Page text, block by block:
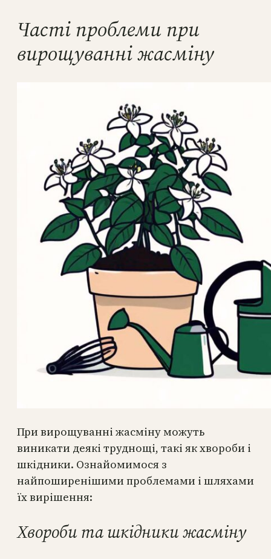
Часті проблеми при
вирощуванні жасміну
При вирощуванні жасміну можуть
виникати деякі труднощі, такі як хвороби і
шкідники. Ознайомимося з
найпоширенішими проблемами і шляхами
їх вирішення:
Хвороби та шкідники жасміну